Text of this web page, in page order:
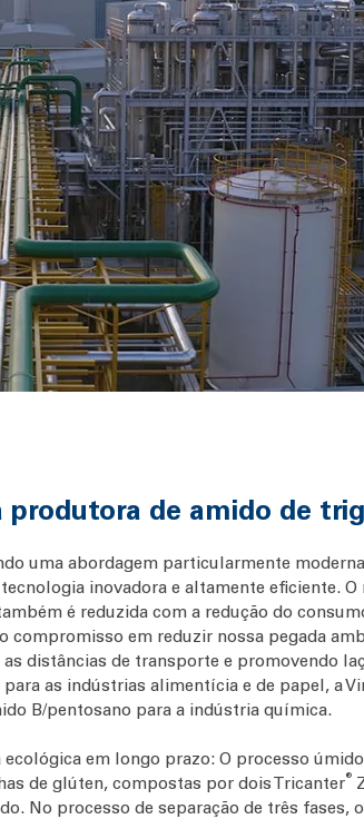
de amido de
uma abordagem particularmente
inovadora e altamente eficiente.
é reduzida com a redução do
em reduzir nossa pegada
distâncias de transporte e promovendo
as indústrias alimentícia e de papel, a
B/pentosano para a indústria química.
em longo prazo: O processo
de glúten, compostas por dois Tricanter®
No processo de separação de três fases,